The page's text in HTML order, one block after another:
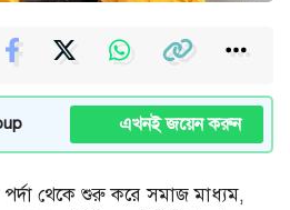
এখনই জয়েন করুন
পর্দা থেকে শুরু করে সমাজ মাধ্যম,